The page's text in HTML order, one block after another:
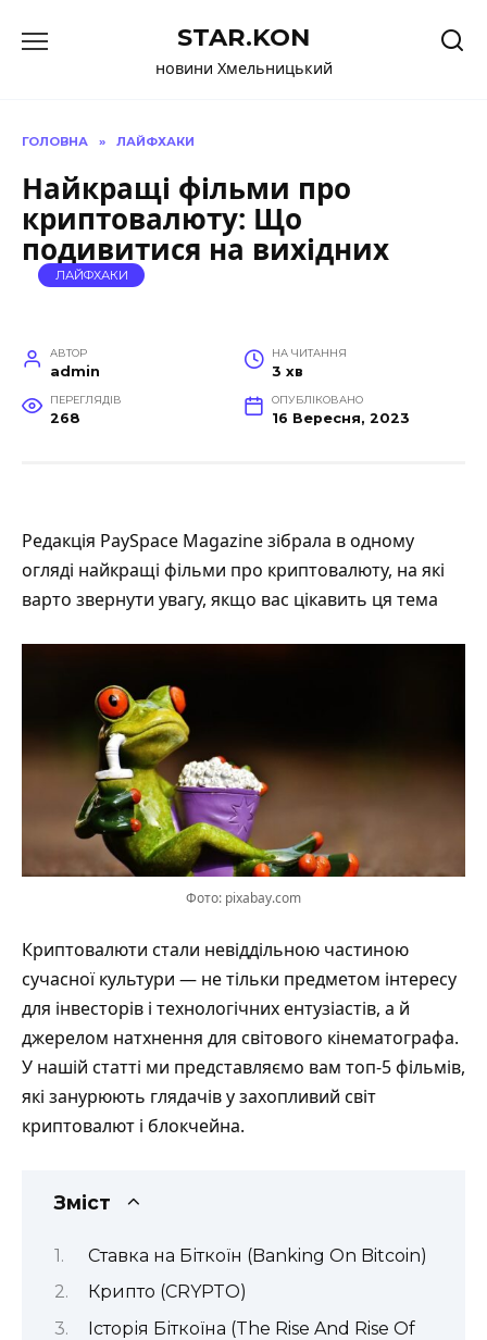
до
STAR.KON
новини Хмельницький
ГОЛОВНА » ЛАЙФХАКИ
Найкращі фільми про
криптовалюту: Що
подивитися на вихідних
ЛАЙФХАКИ
АВТОР
admin
НА ЧИТАННЯ
3 хв
ПЕРЕГЛЯДІВ
268
ОПУБЛІКОВАНО
16 Вересня, 2023
Редакція PaySpace Magazine зібрала в одному
огляді найкращі фільми про криптовалюту, на які
варто звернути увагу, якщо вас цікавить ця тема
Фото: pixabay.com
Криптовалюти стали невіддільною частиною
сучасної культури — не тільки предметом інтересу
для інвесторів і технологічних ентузіастів, а й
джерелом натхнення для світового кінематографа.
У нашій статті ми представляємо вам топ-5 фільмів,
які занурюють глядачів у захопливий світ
криптовалют і блокчейна.
Зміст
Ставка на Біткоїн (Banking On Bitcoin)
Крипто (CRYPTO)
Історія Біткоїна (The Rise And Rise Of